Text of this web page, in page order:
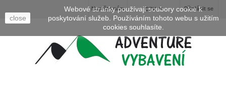
Přihlásit se
CZK
Napište nám
close
Webové stránky používají soubory cookie k
poskytování služeb. Používáním tohoto webu s užitím
cookies souhlasíte.